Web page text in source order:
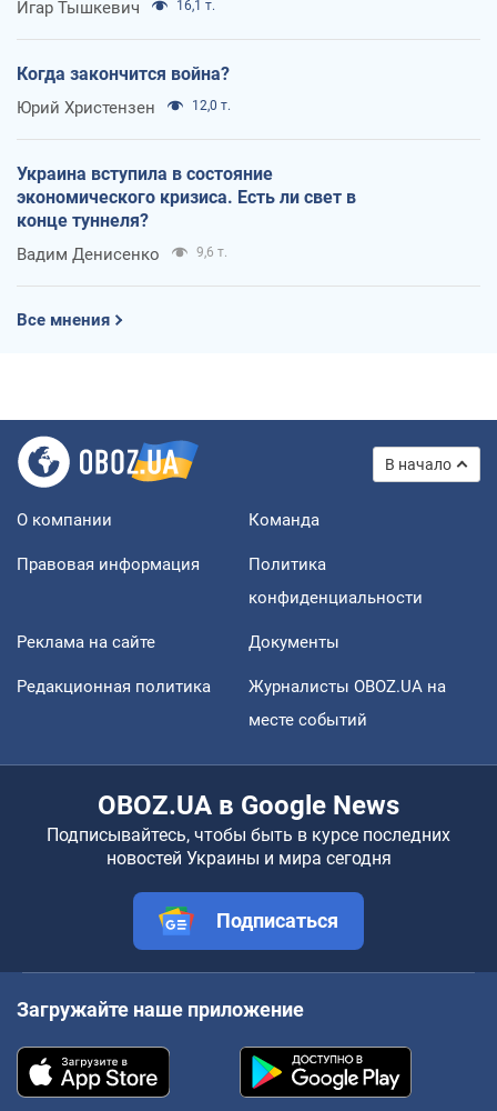
Игар Тышкевич 16,1 т.
Когда закончится война?
Юрий Христензен 12,0 т.
Украина вступила в состояние
экономического кризиса. Есть ли свет в
конце туннеля?
Вадим Денисенко 9,6 т.
Все мнения
В начало
О компании Команда
Правовая информация
Политика
конфиденциальности
Реклама на сайте Документы
Редакционная политика
Журналисты OBOZ.UA на
месте событий
OBOZ.UA в Google News
Подписывайтесь, чтобы быть в курсе последних
новостей Украины и мира сегодня
Подписаться
Загружайте наше приложение